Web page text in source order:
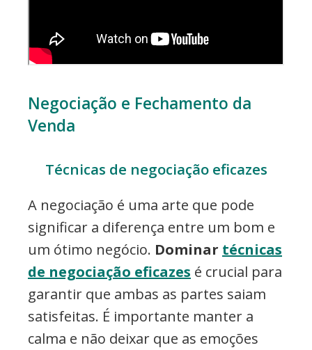
Negociação e Fechamento da
Venda
Técnicas de negociação eficazes
A negociação é uma arte que pode
significar a diferença entre um bom e
um ótimo negócio. Dominar técnicas
de negociação eficazes é crucial para
garantir que ambas as partes saiam
satisfeitas. É importante manter a
calma e não deixar que as emoções